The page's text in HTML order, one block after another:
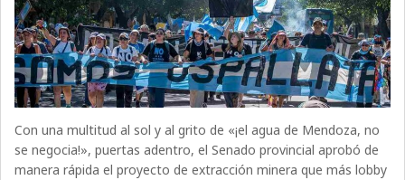
Con una multitud al sol y al grito de «¡el agua de Mendoza, no
se negocia!», puertas adentro, el Senado provincial aprobó de
manera rápida el proyecto de extracción minera que más lobby